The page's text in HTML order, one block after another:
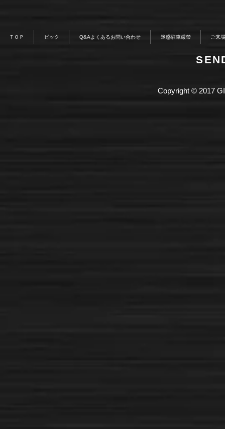
ＴＯＰ ピック Q&Aよくあるお問い合わせ 迷惑駐車厳禁 ご来
Copyright © 2017